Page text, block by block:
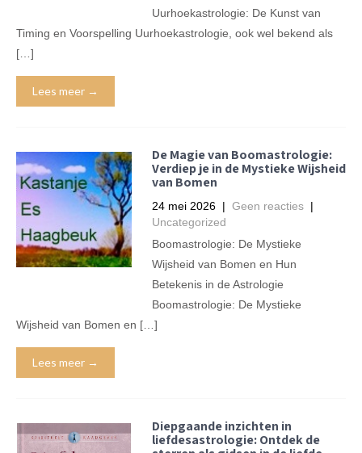
Uurhoekastrologie: De Kunst van
Timing en Voorspelling Uurhoekastrologie, ook wel bekend als
[…]
Lees meer →
De Magie van Boomastrologie:
Verdiep je in de Mystieke Wijsheid
van Bomen
24 mei 2026 | Geen reacties |
Uncategorized
Boomastrologie: De Mystieke
Wijsheid van Bomen en Hun
Betekenis in de Astrologie
Boomastrologie: De Mystieke
Wijsheid van Bomen en […]
Lees meer →
Diepgaande inzichten in
liefdesastrologie: Ontdek de